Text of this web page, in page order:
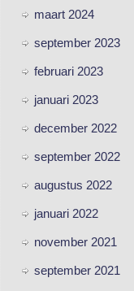
maart 2024
september 2023
februari 2023
januari 2023
december 2022
september 2022
augustus 2022
januari 2022
november 2021
september 2021